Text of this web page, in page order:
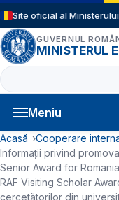
Sari la conținutul
Site oficial al
GUVERNUL
MINISTERUL
Caută
Meniu
Navigație
Cale de
Acasă
Cooperare
Informaţii privind
Senior Award for
RAF Visiting Scholar
cercetătorilor din